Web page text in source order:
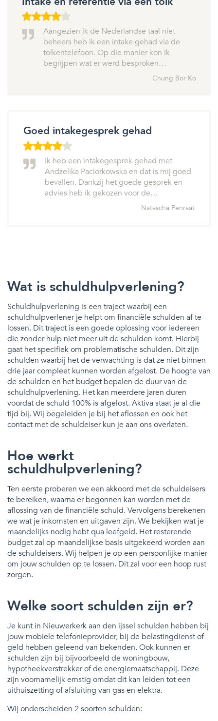
Aangezien ik de Nederlandse taal niet
beheers heb ik een intake gehad via de
tolkentelefoon. Op die manier kon ik
begrijpen wat er werd besproken…
Chung Bor Ko
Goed intakegesprek gehad
Ik heb een intakegesprek gehad met
Andzelika Paciorkowska en dat is mij goed
bevallen. Dankzij het goede gesprek en
advies heb ik gekozen voor de…
Natascha Penraat
Wat is schuldhulpverlening?
Schuldhulpverlening is een traject waarbij een
schuldhulpverlener je helpt om financiële schulden af te
lossen. Dit traject is een goede oplossing voor iedereen
die zonder hulp niet meer uit de schulden komt. Hierbij
gaat het specifiek om problematische schulden. Dit zijn
schulden waarbij het de verwachting is dat ze niet binnen
drie jaar compleet kunnen worden afgelost. De hoogte van
de schulden en het budget bepalen de duur van de
schuldhulpverlening. Het kan meerdere jaren duren
voordat de schuld 100% is afgelost. Aktiva staat je al die
tijd bij. Wij begeleiden je bij het aflossen en ook het
contact met de schuldeiser kun je aan ons overlaten.
Hoe werkt
schuldhulpverlening?
Ten eerste proberen we een akkoord met de schuldeisers
te bereiken, waarna er begonnen kan worden met de
aflossing van de financiële schuld. Vervolgens berekenen
we wat je inkomsten en uitgaven zijn. We bekijken wat je
maandelijks nodig hebt qua leefgeld. Het resterende
budget zal op maandelijkse basis uitgekeerd worden aan
de schuldeisers. Wij helpen je op een persoonlijke manier
om jouw schulden op te lossen. Dit zal voor een hoop rust
zorgen.
Welke soort schulden zijn er?
Je kunt in Nieuwerkerk aan den ijssel schulden hebben bij
jouw mobiele telefonieprovider, bij de belastingdienst of
geld hebben geleend van bekenden. Ook kunnen er
schulden zijn bij bijvoorbeeld de woningbouw,
hypotheekverstrekker of de energiemaatschappij. Deze
zijn voornamelijk ernstig omdat dit kan leiden tot een
uithuiszetting of afsluiting van gas en elektra.
Wij onderscheiden 2 soorten schulden: